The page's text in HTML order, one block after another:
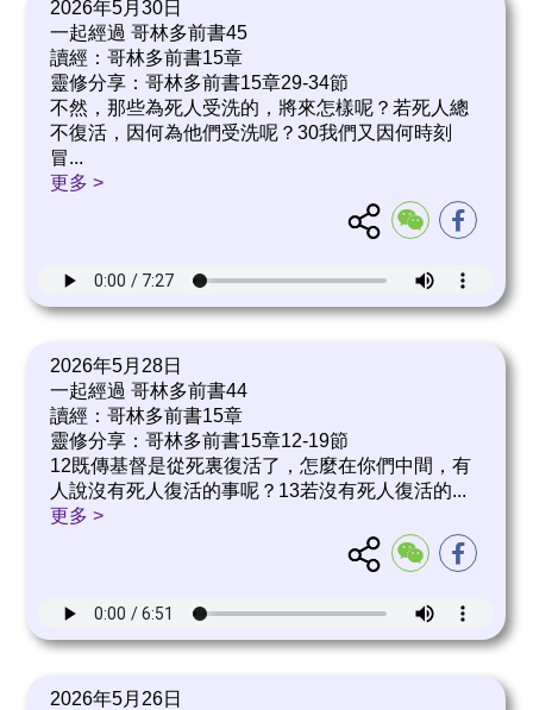
2026年5月30日
一起經過 哥林多前書45
讀經：哥林多前書15章
靈修分享：哥林多前書15章29-34節
不然，那些為死人受洗的，將來怎樣呢？若死人總
不復活，因何為他們受洗呢？30我們又因何時刻
冒...
更多 >
2026年5月28日
一起經過 哥林多前書44
讀經：哥林多前書15章
靈修分享：哥林多前書15章12-19節
12既傳基督是從死裏復活了，怎麼在你們中間，有
人說沒有死人復活的事呢？13若沒有死人復活的...
更多 >
2026年5月26日